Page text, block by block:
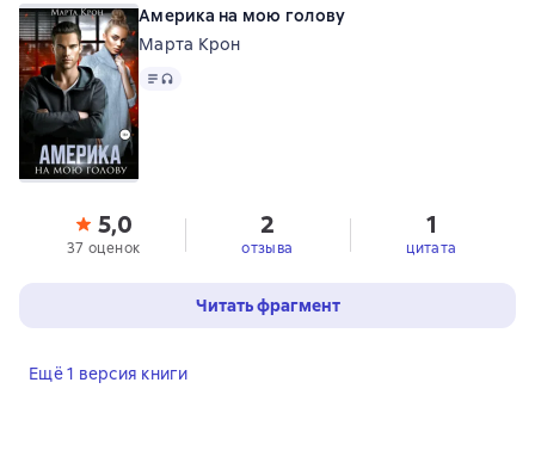
Америка на мою голову
Марта Крон
Текст
5,0
37 оценок
2
отзыва
1
цитата
Читать фрагмент
Ещё 1 версия книги